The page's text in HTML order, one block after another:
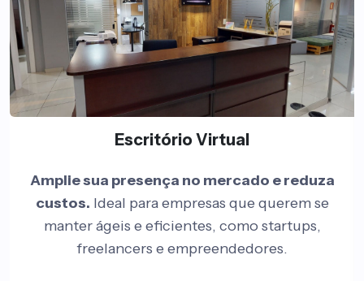
Escritório Virtual
Amplie sua presença no mercado e reduza
custos. Ideal para empresas que querem se
manter ágeis e eficientes, como startups,
freelancers e empreendedores.